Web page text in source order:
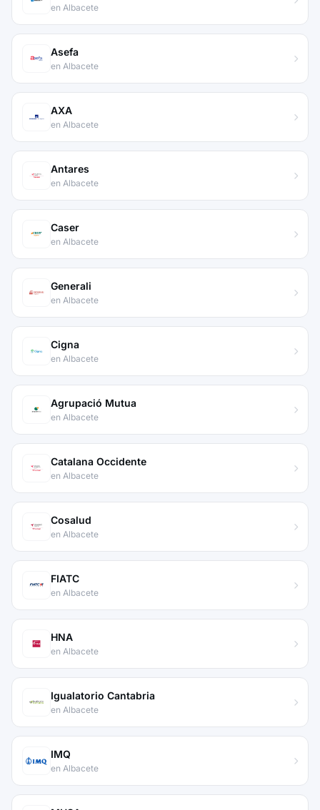
en Albacete
Asefa
en Albacete
AXA
en Albacete
Antares
en Albacete
Caser
en Albacete
Generali
en Albacete
Cigna
en Albacete
Agrupació Mutua
en Albacete
Catalana Occidente
en Albacete
Cosalud
en Albacete
FIATC
en Albacete
HNA
en Albacete
Igualatorio Cantabria
en Albacete
IMQ
en Albacete